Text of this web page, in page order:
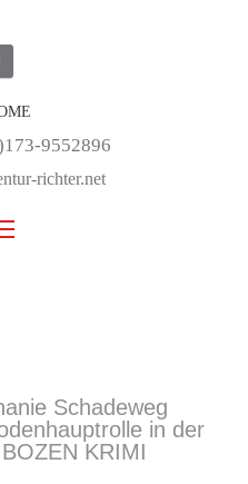
9552896
richter.net
Schadeweg
in der
KRIMI